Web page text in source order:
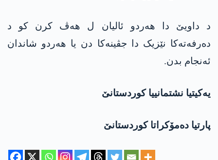
د داویێ دا ھەردو ئالیان ل ھەڤ کرن کو د
دەرفەتەکا نێزیک دا جڤینەکا دن یا ھەردو شاندان
ئەنجام بدن.
یەکیتیا نشتمانییا کوردستانێ
پارتیا دەمۆکراتا کوردستانێ